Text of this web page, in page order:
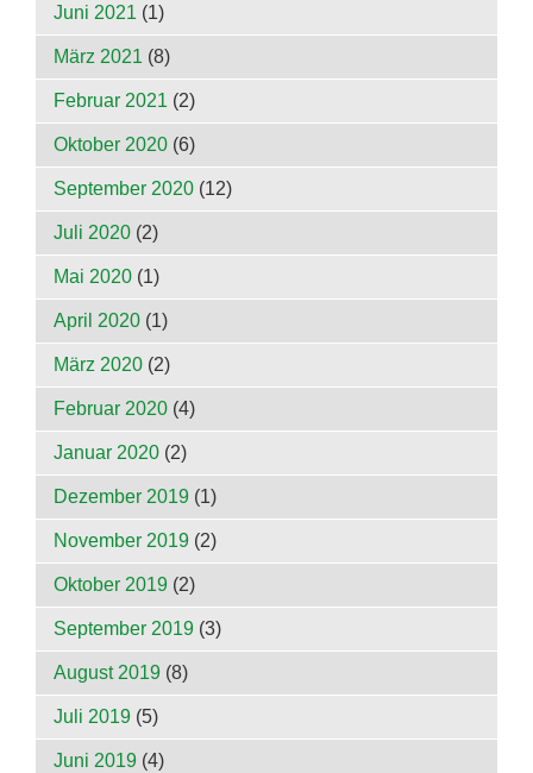
Juni 2021 (1)
März 2021 (8)
Februar 2021 (2)
Oktober 2020 (6)
September 2020 (12)
Juli 2020 (2)
Mai 2020 (1)
April 2020 (1)
März 2020 (2)
Februar 2020 (4)
Januar 2020 (2)
Dezember 2019 (1)
November 2019 (2)
Oktober 2019 (2)
September 2019 (3)
August 2019 (8)
Juli 2019 (5)
Juni 2019 (4)